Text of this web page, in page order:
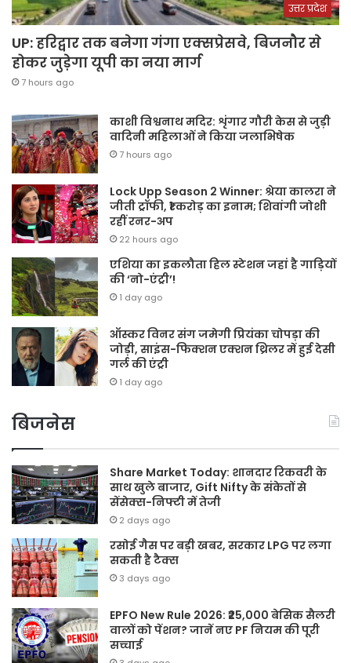
उत्तर प्रदेश
UP: हरिद्वार तक बनेगा गंगा एक्सप्रेसवे, बिजनौर से
होकर जुड़ेगा यूपी का नया मार्ग
7 hours ago
काशी विश्वनाथ मदिर: शृंगार गौरी केस से जुड़ी
वादिनी महिलाओं ने किया जलाभिषेक
7 hours ago
Lock Upp Season 2 Winner: श्रेया कालरा ने
जीती ट्रॉफी, ₹1 करोड़ का इनाम; शिवांगी जोशी
रहीं रनर-अप
22 hours ago
एशिया का इकलौता हिल स्टेशन जहां है गाड़ियों
की ‘नो-एंट्री’!
1 day ago
ऑस्कर विनर संग जमेगी प्रियंका चोपड़ा की
जोड़ी, साइंस-फिक्शन एक्शन थ्रिलर में हुई देसी
गर्ल की एंट्री
1 day ago
बिजनेस
Share Market Today: शानदार रिकवरी के
साथ खुले बाजार, Gift Nifty के संकेतों से
सेंसेक्स-निफ्टी में तेजी
2 days ago
रसोई गैस पर बड़ी खबर, सरकार LPG पर लगा
सकती है टैक्स
3 days ago
EPFO New Rule 2026: ₹25,000 बेसिक सैलरी
वालों को पेंशन? जानें नए PF नियम की पूरी
सच्चाई